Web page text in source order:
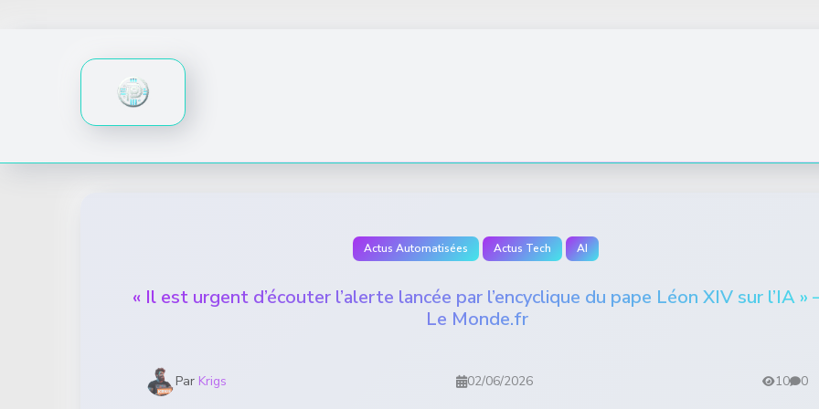
Actus Automatisées Actus Tech AI
« Il est urgent d’écouter l’alerte lancée par l’encyclique du pape Léon XIV sur l’IA »
Le Monde.fr
Par Krigs 02/06/2026 10 0